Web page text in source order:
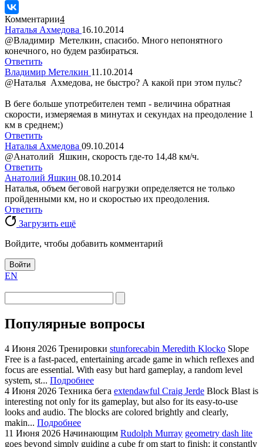
Комментарии4
Наталья Ахмедова 16.10.2014
@Владимир Метелкин, спасибо. Много непонятного
конечного, но будем разбираться.
Ответить
Владимир Метелкин 11.10.2014
@Наталья Ахмедова, не быстро? А какой при этом пульс?
В беге больше употребителен темп - величина обратная
скорости, измеряемая в минутах и секундах на преодоление 1
км в среднем;)
Ответить
Наталья Ахмедова 09.10.2014
@Анатолий Яшкин, скорость где-то 14,48 км/ч.
Ответить
Анатолий Яшкин 08.10.2014
Наталья, объем беговой нагрузки определяется не только
пройденными км, но и скоростью их преодоления.
Ответить
Загрузить ещё
Войдите, чтобы добавить комментарий
Войти
EN
Популярные вопросы
4 Июня 2026 Тренировки stunforecabin Meredith Klocko Slope
Free is a fast-paced, entertaining arcade game in which reflexes and
focus are essential. With easy but hard gameplay, a random level
system, st... Подробнее
4 Июня 2026 Техника бега extendawful Craig Jerde Block Blast is
interesting not only for its gameplay, but also for its easy-to-use
looks and audio. The blocks are colored brightly and clearly,
makin... Подробнее
11 Июня 2026 Начинающим Rudolph Murray geometry dash lite
goes beyond simply guiding a cube fr om start to finish; it constantly